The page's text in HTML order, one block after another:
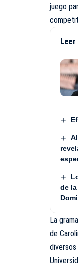
juego
Leer
de la
La
de